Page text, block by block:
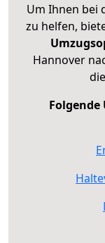
Um Ihnen bei
zu helfen,
Hannover